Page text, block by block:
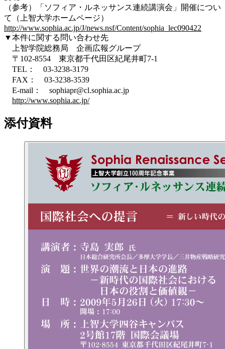
（参考）「ソフィア・ルネッサンス連続講演会」開催につい
て（上智大学ホームページ）
http://www.sophia.ac.jp/J/news.nsf/Content/sophia_lec090422
▼本件に関する問い合わせ先
上智学院総務局 企画広報グループ
〒102-8554 東京都千代田区紀尾井町7-1
TEL： 03-3238-3179
FAX： 03-3238-3539
E-mail： sophiapr@cl.sophia.ac.jp
http://www.sophia.ac.jp/
添付資料